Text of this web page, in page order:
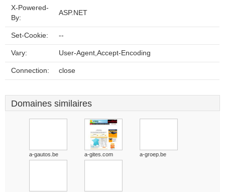
X-Powered-
By:
ASP.NET
Set-Cookie: --
Vary: User-Agent,Accept-Encoding
Connection: close
Domaines similaires
a-gautos.be a-gites.com a-groep.be